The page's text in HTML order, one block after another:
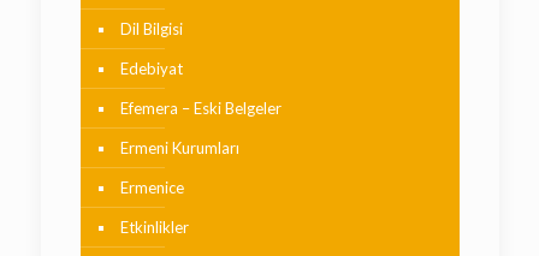
Dil Bilgisi
Edebiyat
Efemera – Eski Belgeler
Ermeni Kurumları
Ermenice
Etkinlikler